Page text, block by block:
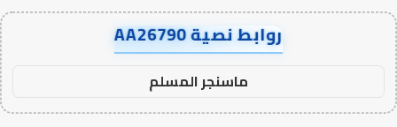
روابط نصية AA26790
ماسنجر المسلم